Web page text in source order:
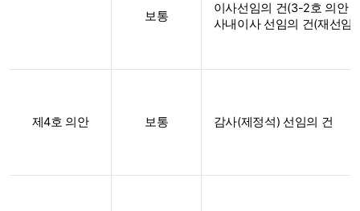
보통
이사선임의 건(3-2호 의안 :
사내이사 선임의 건(재선임)
제4호 의안 보통 감사(제정석) 선임의 건